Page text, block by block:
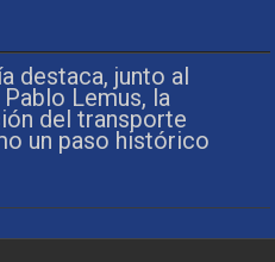
destaca, junto al
Lemus, la
del transporte
un paso histórico